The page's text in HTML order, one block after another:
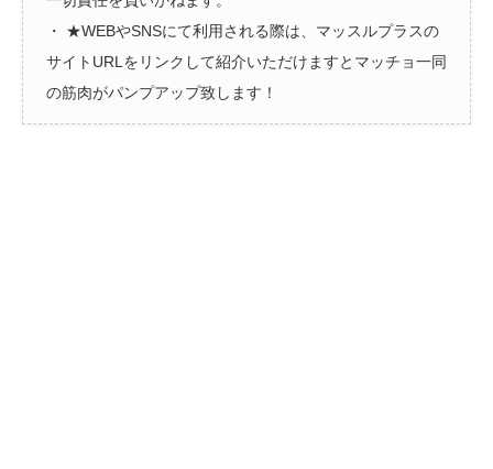
・ ★WEBやSNSにて利用される際は、マッスルプラスの
サイトURLをリンクして紹介いただけますとマッチョ一同
の筋肉がパンプアップ致します！